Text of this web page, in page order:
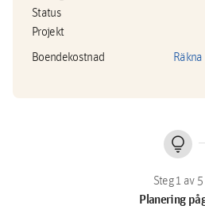
Status
Projekt
Boendekostnad
lightbulb
Planering